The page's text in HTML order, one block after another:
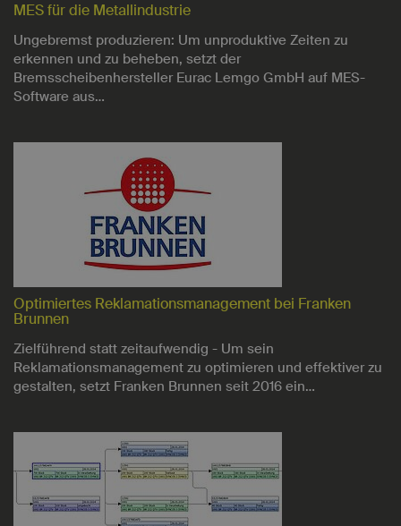
MES für die Metallindustrie
Ungebremst produzieren: Um unproduktive Zeiten zu
erkennen und zu beheben, setzt der
Bremsscheibenhersteller Eurac Lemgo GmbH auf MES-
Software aus…
Optimiertes Reklamationsmanagement bei Franken
Brunnen
Zielführend statt zeitaufwendig - Um sein
Reklamationsmanagement zu optimieren und effektiver zu
gestalten, setzt Franken Brunnen seit 2016 ein…